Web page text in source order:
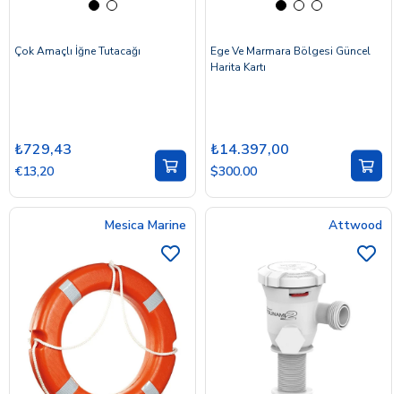
Çok Amaçlı İğne Tutacağı
₺729,43
€13,20
Ege Ve Marmara Bölgesi Güncel
Harita Kartı
₺14.397,00
$300.00
Mesica Marine Attwood